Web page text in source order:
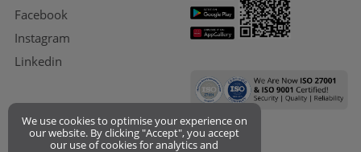
Facebook
Instagram
Linkedin
We use cookies to optimise your experience on
our website. By clicking "Accept", you accept
our use of cookies for analytics and